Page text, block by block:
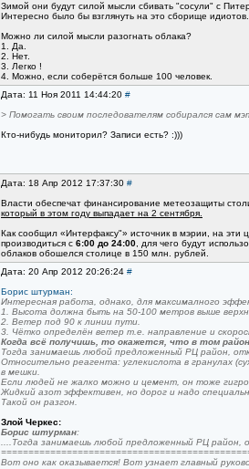
Зимой они будут силой мысли сбивать "сосули" с
Интересно было бы взглянуть на это сборище
Можно ли силой мысли разогнать облака?
1. Да.
2. Нет.
3. Легко !
4. Можно, если соберётся больше 100 человек.
Дата: 11 Ноя 2011 14:44:20 #
> Помогать своим последователям собирался сам
Кто-нибудь мониторил? Записи есть? :)))
Дата: 18 Апр 2012 17:37:30 #
Власти обеспечат финансирование метеозащиты
который в этом году выпадает на 2 сентября.
Как сообщил «Интерфаксу"» источник в мэрии, на эти
производиться с 6:00 до 24:00 , для чего будут
облаков обошелся столице в 150 млн. рублей.
Дата: 20 Апр 2012 20:26:24 #
Борис штурман:
Интересная работа, однако, для максималного
1. Высота должна быть на 50-100 метров выше
2. Ветер под 90 к линии пути.
3. Чётко определён ветер т.е. направление и
Когда всё получишь, то окажется, что в том
Тогда занимаешь любой предложенный РЦ район,
Относительно реагента: углекислота в гранулах
в мешки.
Если людей не жалко можно и цемент, он тоже
Жидкий азот эффективен, но дорог и надо
Такой он разгон.
Злой Черкес:
Борис штурман:
....Тогда занимаешь любой предложенный РЦ
Вот оно как оказывается! Вот узнает главный